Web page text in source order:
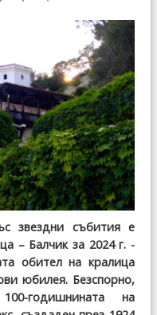
звездни събития е
– Балчик за 2024 г. -
обител на кралица
юбилея. Безспорно,
годишнината на